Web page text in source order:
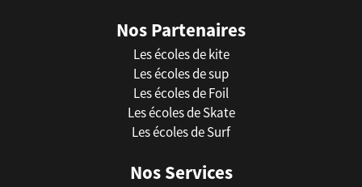
Nos Partenaires
Les écoles de kite
Les écoles de sup
Les écoles de Foil
Les écoles de Skate
Les écoles de Surf
Nos Services